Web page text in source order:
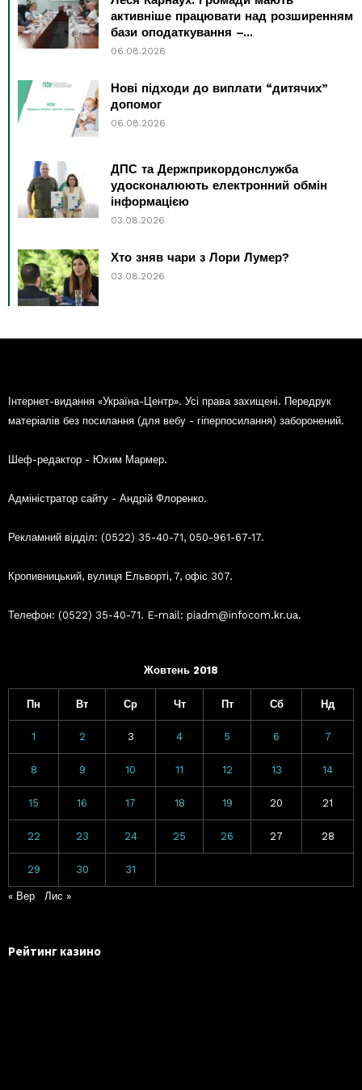
активніше працювати над розширенням
бази оподаткування –...
06.08.2026
Нові підходи до виплати “дитячих”
допомог
06.08.2026
ДПС та Держприкордонслужба
удосконалюють електронний обмін
інформацією
03.08.2026
Хто зняв чари з Лори Лумер?
03.08.2026
Інтернет-видання «Україна-Центр». Усі права захищені. Передрук
матеріалів без посилання (для вебу - гіперпосилання) заборонений.
Шеф-редактор - Юхим Мармер.
Адміністратор сайту - Андрій Флоренко.
Рекламний відділ: (0522) 35-40-71, 050-961-67-17.
Кропивницький, вулиця Ельворті, 7, офіс 307.
Телефон: (0522) 35-40-71. E-mail: piadm@infocom.kr.ua.
Жовтень 2018
Пн Вт Ср Чт Пт Сб Нд
1 2 3 4 5 6 7
8 9 10 11 12 13 14
15 16 17 18 19 20 21
22 23 24 25 26 27 28
29 30 31
« Вер Лис »
Рейтинг казино